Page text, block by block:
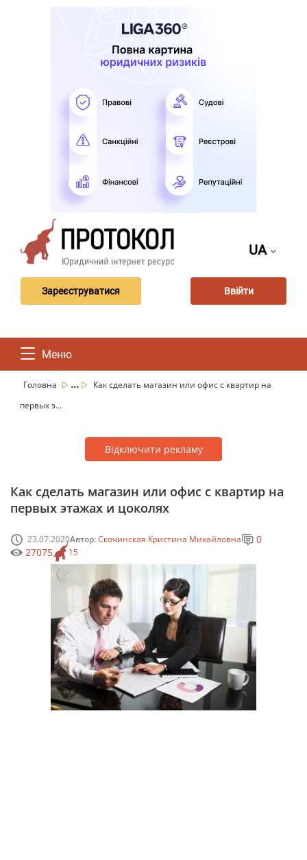
UA
Зареєструватися Ввійти
Меню
Головна ...
Как сделать магазин или офис с квартир на
первых э...
Відключити рекламу
Как сделать магазин или офис с квартир на
первых этажах и цоколях
23.07.2020Автор:Скочинская Кристина Михайловна
15
0
27075